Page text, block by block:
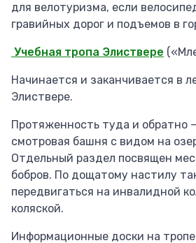
для велотуризма, если
гравийных дорог и подъемов в
Учебная тропа Элиствере
Начинается и заканчивается в
Элиствере.
Протяженность туда и обратно
смотровая башня с видом на
Отдельный раздел посвящен
бобров. По дощатому настилу
передвигаться на инвалидной
коляской.
Информационные доски на